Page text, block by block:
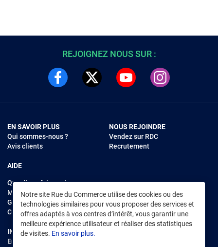
REJOIGNEZ NOUS SUR :
EN SAVOIR PLUS
Qui sommes-nous ?
Avis clients
AIDE
Questions fréquentes
Modes de règlements
Garantie et retours
Contacter Rue du Commerce
NOUS REJOINDRE
Vendez sur RDC
Recrutement
INFORMATIONS LÉGALES
Environnement
Notre site Rue du Commerce utilise des cookies ou des
technologies similaires pour vous proposer des services et
offres adaptés à vos centres d’intérêt, vous garantir une
meilleure expérience utilisateur et réaliser des statistiques
de visites. En savoir plus.